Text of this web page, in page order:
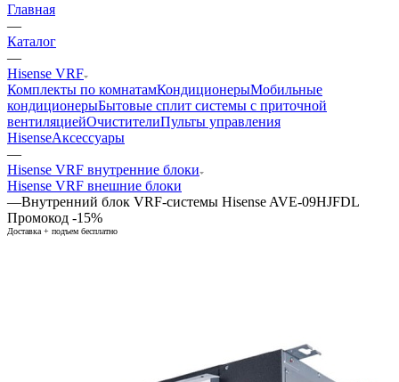
Главная
—
Каталог
—
Hisense VRF
Комплекты по комнатамКондиционерыМобильные
кондиционерыБытовые сплит системы с приточной
вентиляциейОчистителиПульты управления
HisenseАксессуары
—
Hisense VRF внутренние блоки
Hisense VRF внешние блоки
—Внутренний блок VRF-системы Hisense AVE-09HJFDL
Промокод -15%
Доставка + подъем бесплатно